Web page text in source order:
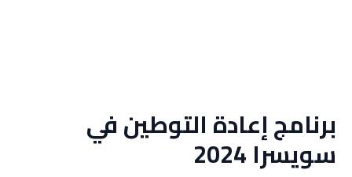
برنامج إعادة التوطين في
سويسرا 2024